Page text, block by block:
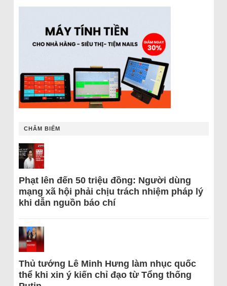
CHÂM BIẾM
Phạt lên đến 50 triệu đồng: Người dùng
mạng xã hội phải chịu trách nhiệm pháp lý
khi dẫn nguồn báo chí
Thủ tướng Lê Minh Hưng làm nhục quốc
thể khi xin ý kiến chỉ đạo từ Tổng thống